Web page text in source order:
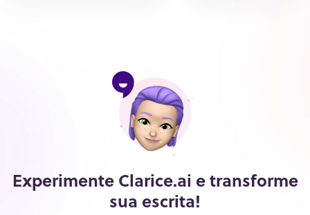
Experimente Clarice.ai e transforme
sua escrita!